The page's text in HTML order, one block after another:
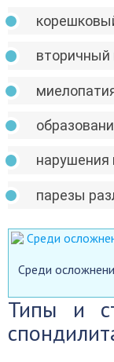
нарушения
парезы
Среди
Типы и